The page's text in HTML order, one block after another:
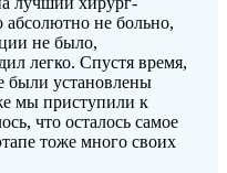
абсолютно не больно,
не было,
легко. Спустя время,
были установлены
мы приступили к
что осталось самое
тоже много своих